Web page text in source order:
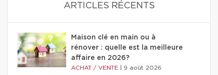
ARTICLES RÉCENTS
Maison clé en main ou à
rénover : quelle est la meilleure
affaire en 2026?
ACHAT / VENTE 9 août 2026